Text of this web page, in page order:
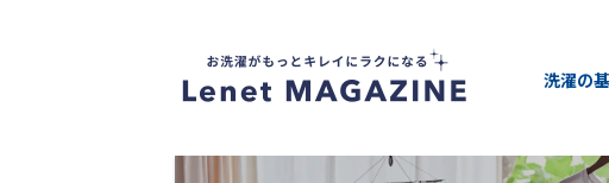
類
ケ
洗
洗濯の